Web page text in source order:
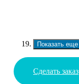
Показать еще
Сделать заказ